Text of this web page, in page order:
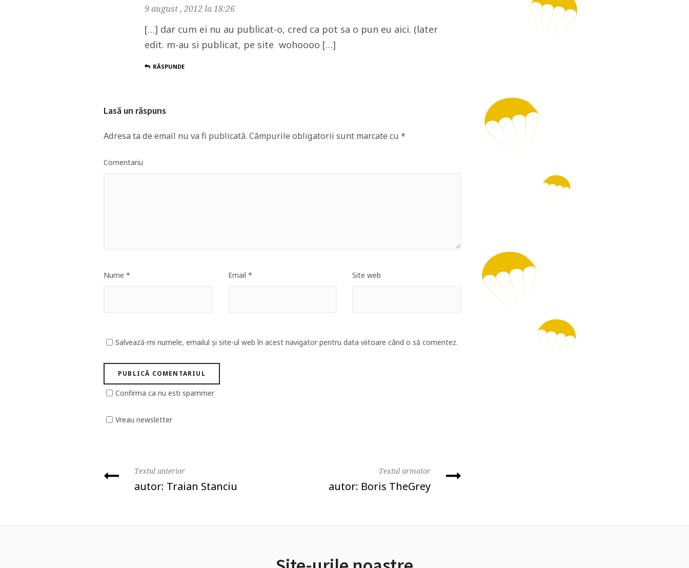
9 august , 2012 la 18:26
[…] dar cum ei nu au publicat-o, cred ca pot sa o pun eu aici. (later
edit. m-au si publicat, pe site wohoooo […]
RĂSPUNDE
Lasă un răspuns
Adresa ta de email nu va fi publicată. Câmpurile obligatorii sunt marcate cu *
Comentariu
Nume * Email * Site web
Salvează-mi numele, emailul și site-ul web în acest navigator pentru data viitoare când o să comentez.
Confirma ca nu esti spammer
Vreau newsletter
Textul anterior
autor: Traian Stanciu
Textul urmator
autor: Boris TheGrey